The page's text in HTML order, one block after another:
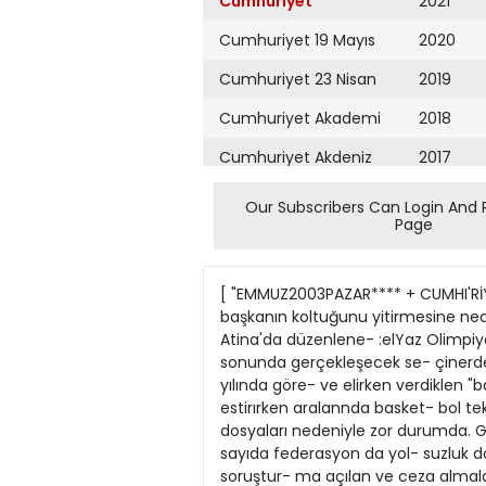
Cumhuriyet 19 Mayıs
Cumhuriyet 23 Nisan
Cumhuriyet Akademi
Cumhuriyet Akdeniz
Cumhuriyet Alışveriş
Cumhuriyet Ankara
Cumhuriyet Büyük
Taaruz
Cumhuriyet
Cumartesi
Cumhuriyet Çevre
2020
2019
2018
2017
2016
2015
2013
2012
2011
2010
2009
Our Subscribers Can Login And
Page
[ "EMMUZ2003PAZAR**** + CUMHI'RİYET SAYFA SPOR spor@cumhuriyet.com.tr 19 Himpiyat Oyunları sonrası yapılacak seçimler birçok başkanın koltuğunu yitirmesine neden olacak Federasyonlarda2004 korkusuURFKIZ1IAAHN Fderasyonlan 2004 korkusu sar- l ı . 1 ay sonra Atina'da düzenlene- :elYaz Olimpiyat Oyunlan'nda de- r&cye girememe endişesi ile burun butna gelen federasyon başkanlan a>T yılın sonunda gerçekleşecek se- çinerde de koltuklannı yitirme tela- şı NLşıyorlar. Erçok federasyon başkanı ve yö- n e t n kurulunun 2001 yılında göre- ve elirken verdiklen "başan" - "att- yap hamksT sözünüyenne getireme- nmei 45' e yakın branşta değişim riiz- gâıan estirırken aralannda basket- bol tekvando, bisiklet ve sualtı olmak • Tekvando, bisiklet, basketbol ve sualtı federasyonları yolsuzluk dosyaları nedeniyle zor durumda. Güreş, cimnastik, okçuluk, atletizmde camia içinden yeni isimler başkanlık için kolları sıvadı. ûzere çok sayıda federasyon da yol- suzluk dosyalannın altından kalkma- ya çahşıyor. Gençlik Spor Genel Müdürü Meb- met Atalay'ın, haklannda soruştur- ma açılan ve ceza almalan söz konu- su olan federasyon başkanlanna ye- niden aday olmamalan yolunda me- saj gönderdiği ögrenildi. 2001 seçimlennde dünya ve Avru- pa şampiyonalannda 'başan sözû ve- ren' ancak hüsrana uğrayan Güreş Federasyonu, 2004'teki seçimlerde en büyük çekişmenin yaşanacağı branş. Başkan Osman ŞansaL "Başa- nh oJdum" dese de camia içinden y e- ru adaylann 2004'ü beklediği öğre- nildı. Yüzme ve Sutopu Federasyo- nu'nda ise Haluk Toygarü nm göre- vi bırakmak istemesı yenı adaylann önünü açıyor. Yıllardır Cimnastik Fe- derasyonu BaşkanlıgYnı yapan Ati- la Örscl"in eski heyecanını yitirmesı, Okçuluk Federasyonu Başkanı Uğur Erdener'uı yurtdışı çalışmalanna agır- lık venp ülke içindekı organizasyon- lan 2. plana bırakması, vücut geliş- tirmede Eryetiş Kurtaral'uı sporcu- larlaters düşmesi, atletizmde de Meh- met Vurdadön" ün alt kulüplerin ka- panmasına engel olamaması bu branş- larda da yeni adaylann çıkmasına ne- den olacak. Federasyonbaşkanlan ıse 2001 se- çimlerinde göreve gelirken verdikle- n sözlerin büyük çoğunluğunı mad- di olanaksızlıklar ve ülkedeki ekono- mik kriz nedeniyle yerine getireme- diklerini savunuyorlar. AŞKANLAR NE DEDİ? özler Armstrong y da ATÎLLA ÖRSEL (Cımnas- tik Federasyonu Başkanı): Şu anda bir şey söylemek için çok er- ken. Seçim öncesinde genel kuru- lumuztopla- nır ve kimın adav olaca- örsel: Hedefe adım adım ilerliyoruz. Olimpiyat istiyoruz. Bisiklet dünyasının en prestijli yanşı olan ve bu yd 100'sü yapılan Fransa Bisiklet